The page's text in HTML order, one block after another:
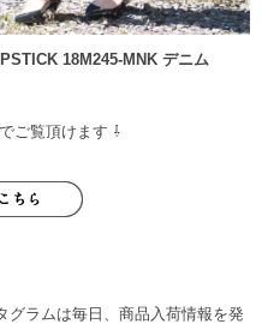
18M245-MNK デニム
ご覧頂けます ⇩
グラムは毎日、商品入荷情報を発